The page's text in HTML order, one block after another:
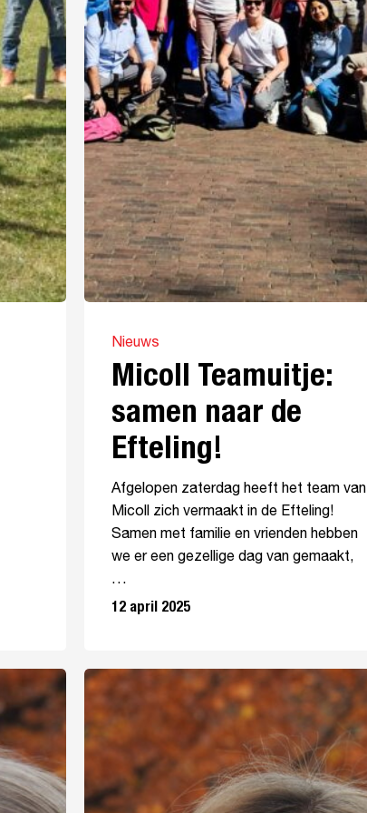
Nieuws
Micoll Teamuitje:
samen naar de
Efteling!
Afgelopen zaterdag heeft het team van
Micoll zich vermaakt in de Efteling!
Samen met familie en vrienden hebben
we er een gezellige dag van gemaakt,
…
12 april 2025
Teamversterking
Isabelle
Westerduin!